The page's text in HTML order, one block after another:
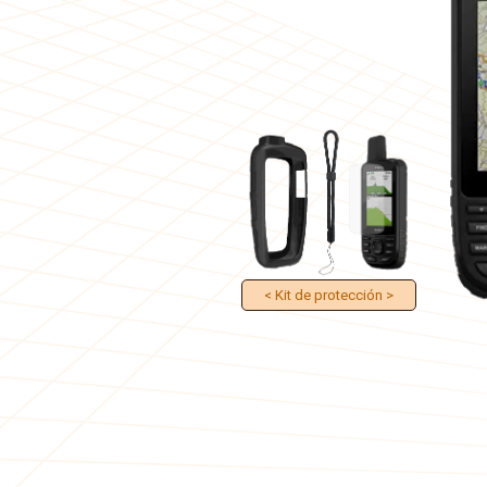
< Kit de protección >